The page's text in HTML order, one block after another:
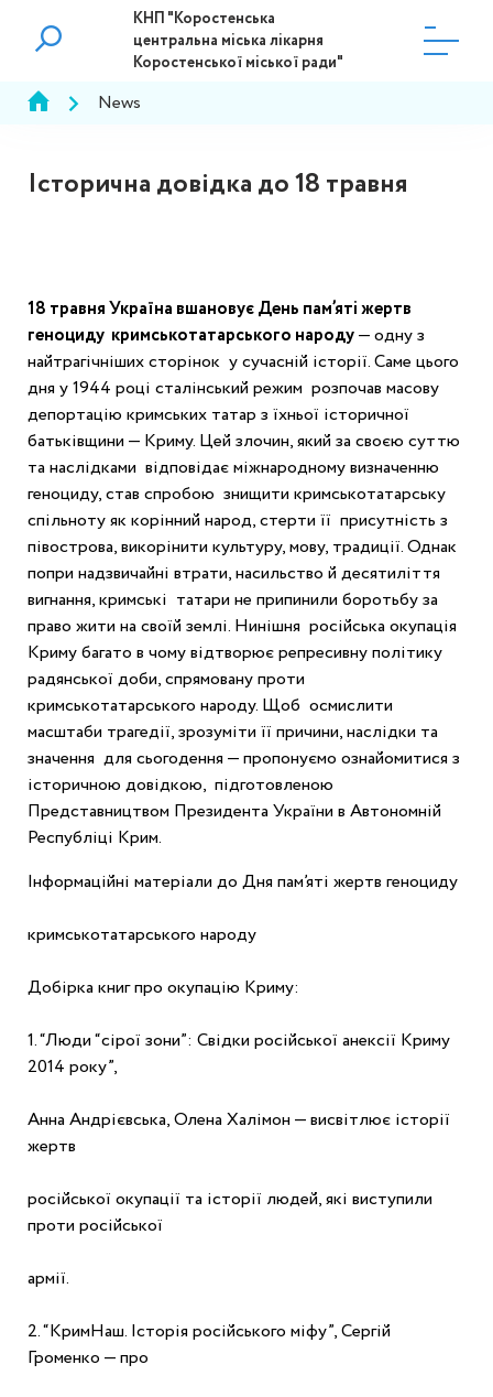
КНП "Коростенська
центральна міська лікарня
Коростенської міської ради"
News
Історична довідка до 18 травня
18 травня Україна вшановує День пам’яті жертв
геноциду  кримськотатарського народу — одну з
найтрагічніших сторінок  у сучасній історії. Саме цього
дня у 1944 році сталінський режим  розпочав масову
депортацію кримських татар з їхньої історичної
батьківщини — Криму. Цей злочин, який за своєю суттю
та наслідками  відповідає міжнародному визначенню
геноциду, став спробою  знищити кримськотатарську
спільноту як корінний народ, стерти її  присутність з
півострова, викорінити культуру, мову, традиції. Однак
попри надзвичайні втрати, насильство й десятиліття
вигнання, кримські  татари не припинили боротьбу за
право жити на своїй землі. Нинішня  російська окупація
Криму багато в чому відтворює репресивну політику
радянської доби, спрямовану проти
кримськотатарського народу. Щоб  осмислити
масштаби трагедії, зрозуміти її причини, наслідки та
значення  для сьогодення — пропонуємо ознайомитися з
історичною довідкою,  підготовленою
Представництвом Президента України в Автономній
Республіці Крим.
Інформаційні матеріали до Дня пам’яті жертв геноциду
кримськотатарського народу
Добірка книг про окупацію Криму:
1. “Люди “сірої зони”: Свідки російської анексії Криму
2014 року”,
Анна Андрієвська, Олена Халімон — висвітлює історії
жертв
російської окупації та історії людей, які виступили
проти російської
армії.
2. “КримНаш. Історія російського міфу”, Сергій
Громенко — про